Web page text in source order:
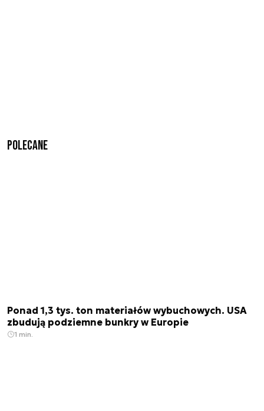
Polecane
Ponad 1,3 tys. ton materiałów wybuchowych. USA
zbudują podziemne bunkry w Europie
1 min.